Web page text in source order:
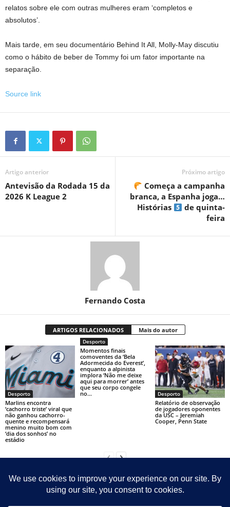
relatos sobre ele com outras mulheres eram ‘completos e
absolutos’.
Mais tarde, em seu documentário Behind It All, Molly-May discutiu
como o hábito de beber de Tommy foi um fator importante na
separação.
Source link
Artigo anterior
Antevisão da Rodada 15 da
2026 K League 2
Próximo artigo
Começa a campanha
branca, a Espanha joga…
Histórias
de quinta-
feira
Fernando Costa
ARTIGOS RELACIONADOS Mais do autor
Desporto
Marlins encontra
‘cachorro triste’ viral que
não ganhou cachorro-
quente e recompensará
menino muito bom com
‘dia dos sonhos’ no
estádio
Desporto
Momentos finais
comoventes da ‘Bela
Adormecida do Everest’,
enquanto a alpinista
implora ‘Não me deixe
aqui para morrer’ antes
que seu corpo congele
no...
Desporto
Relatório de observação
de jogadores oponentes
da USC – Jeremiah
Cooper, Penn State